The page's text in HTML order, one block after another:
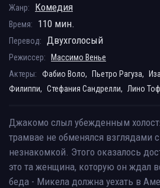
Жанр: Комедия
Время: 110 мин.
Перевод: Двухголосый
Режиссер:
Массимо Венье
Актеры:
Фабио Воло, Пьетро Рагуза,
Филиппи, Стефания Сандрелли, Лино
Джакомо слыл убежденным
трамвае не обменялся взглядами
незнакомкой. Этого оказалось
это та женщина, которую он ждал
беда - Микела должна уехать в